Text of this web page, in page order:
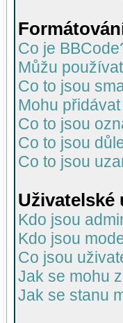
Co je
Můžu
Co to jsou
Mohu
Co to jsou
Co to jsou
Co to jsou
Uživatelské
Kdo jsou
Kdo jsou
Co jsou
Jak se mohu
Jak se stanu